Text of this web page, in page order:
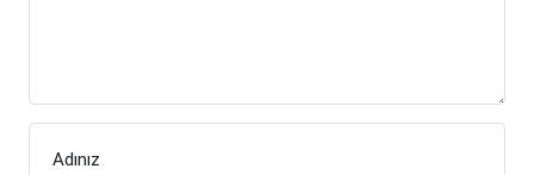
Adınız